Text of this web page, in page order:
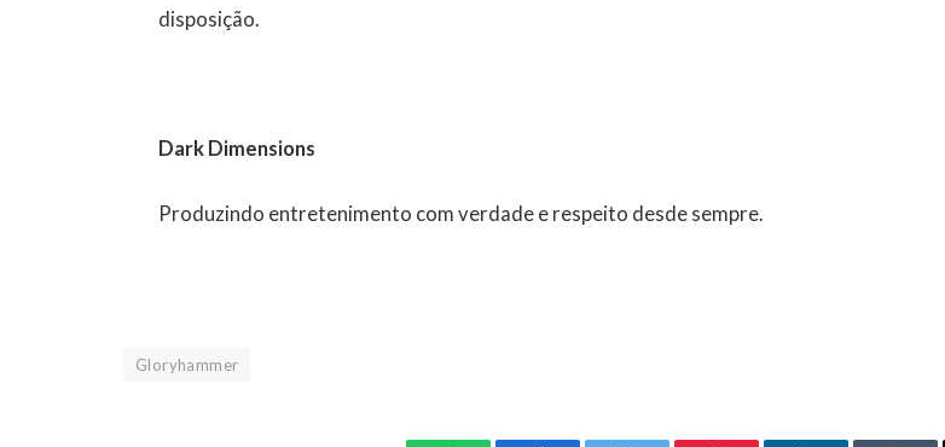
disposição.
Dark Dimensions
Produzindo entretenimento com verdade e respeito desde sempre.
Gloryhammer